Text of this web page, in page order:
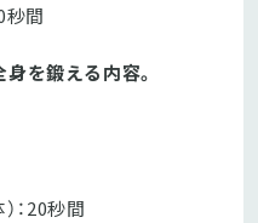
秒間
を鍛える内容。
：20秒間